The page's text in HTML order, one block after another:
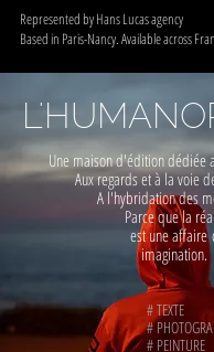
Represented by Hans Lucas agency
Based in Paris-Nancy. Available across
Une maison d'édition dédiée
Aux regards et à la voie
A l'hybridation des
Parce que la
est une affaire
imagination.
# TEXTE
#
# PEINTURE